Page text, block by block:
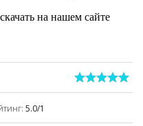
на нашем сайте
: 5.0/1